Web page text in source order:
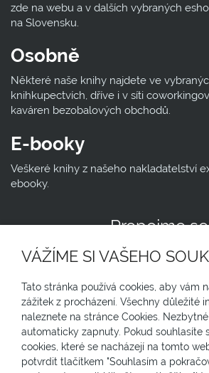
zde na webu a v dalších vybraných
na Slovensku.
Osobně
Některé naše knihy najdete ve
knihkupectvích, dříve i v síti
kaváren bezobalových obchodů.
E-booky
Veškeré knihy z našeho nakladatelství
ebooky.
Propojme se
N
Jsme
NEWSLETTER
Chcete-li párkrát do roka kdostávat
VÁŽÍME SI VAŠEHO
Tato stránka používá cookies, aby vám
zážitek z procházení. Všechny důležité
naleznete na stránce Cookies.
automaticky zapnuty. Pokud souhlasíte
cookies, které se nacházejí na tomto
potvrdit tlačítkem "Souhlasím a